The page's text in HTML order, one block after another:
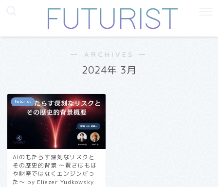
― ARCHIVES ―
2024年 3月
Futurist
AIのもたらす深刻なリスクと
その歴史的背景 〜賢さはもは
や財産ではなくエンジンだっ
た〜 by Eliezer Yudkowsky